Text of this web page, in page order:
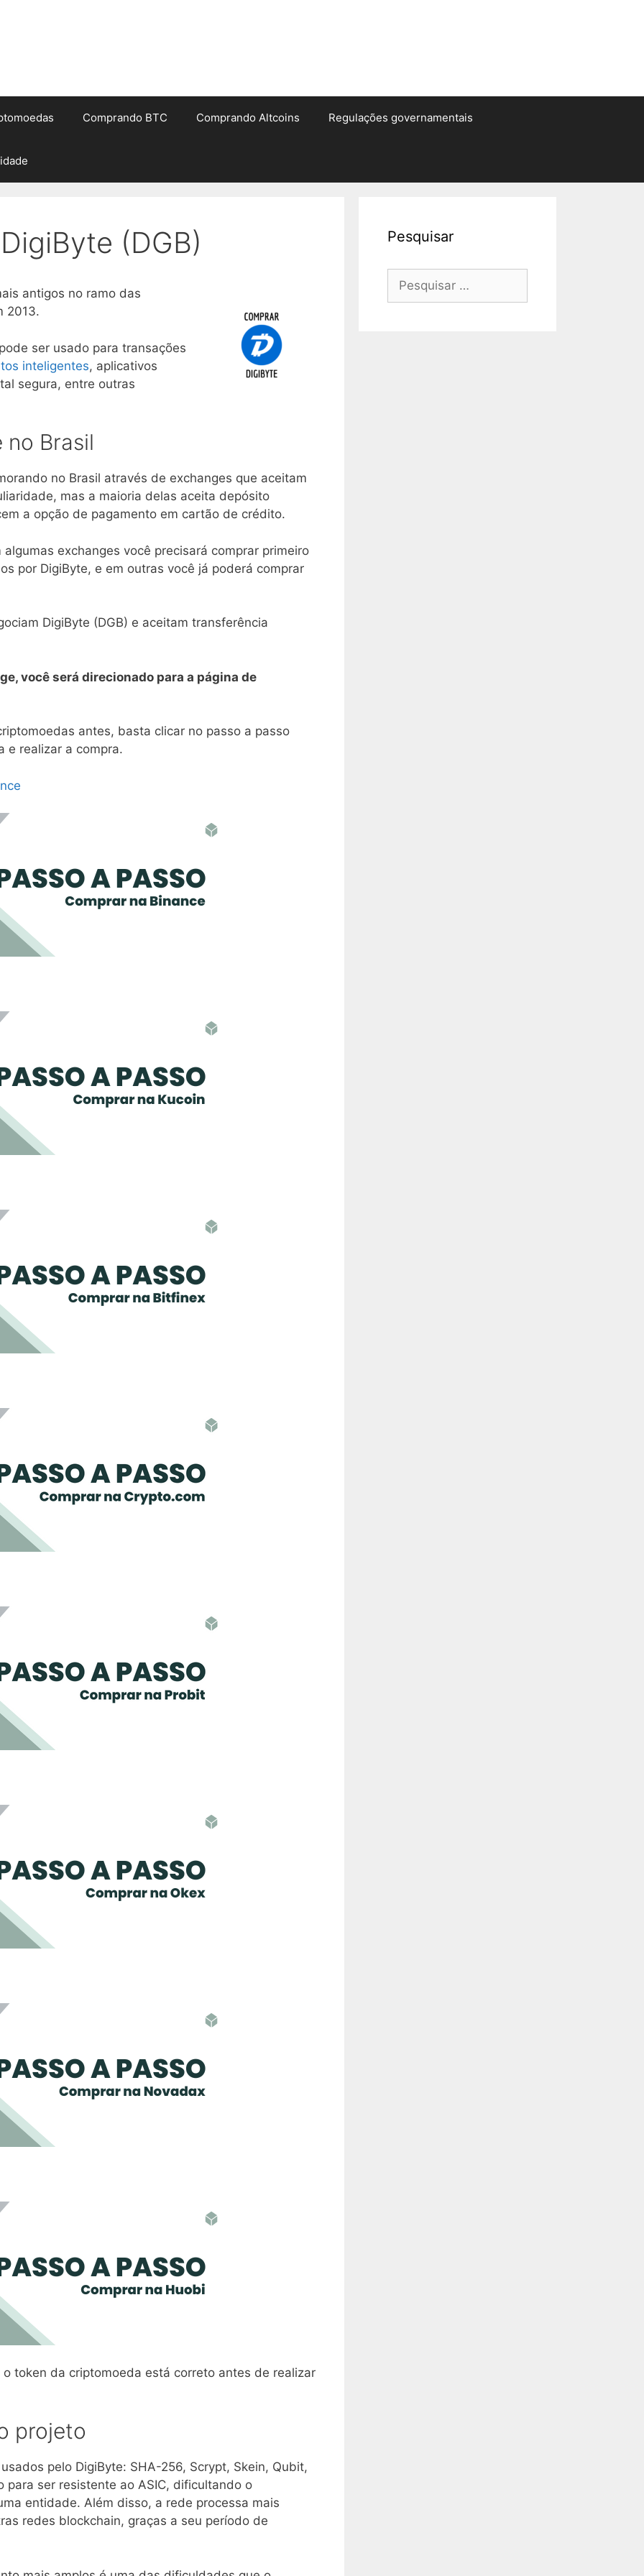
Comprando BTC Comprando Altcoins Regulações governamentais
(DGB)
antigos no ramo das
2013.
ser usado para transações
inteligentes, aplicativos
segura, entre outras
Brasil
no Brasil através de exchanges que aceitam
mas a maioria delas aceita depósito
a opção de pagamento em cartão de crédito.
exchanges você precisará comprar primeiro
por DigiByte, e em outras você já poderá comprar
DigiByte (DGB) e aceitam transferência
você será direcionado para a página de
antes, basta clicar no passo a passo
e realizar a compra.
token da criptomoeda está correto antes de realizar
projeto
pelo DigiByte: SHA-256, Scrypt, Skein, Qubit,
para ser resistente ao ASIC, dificultando o
entidade. Além disso, a rede processa mais
redes blockchain, graças a seu período de
Pesquisar
Pesquisar